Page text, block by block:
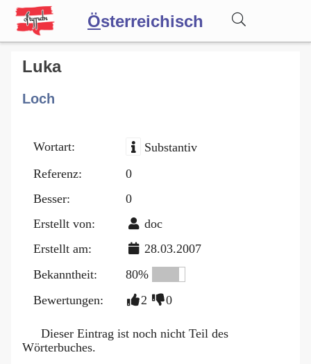
Österreichisch
Wörterbuch
Forum
Blog
Luka
Loch
Wortart:
Substantiv
Referenz:
0
Besser:
0
Erstellt von:
doc
Erstellt am:
28.03.2007
Bekanntheit:
80%
Bewertungen:
2 0
Dieser Eintrag ist noch nicht Teil des
Wörterbuches.